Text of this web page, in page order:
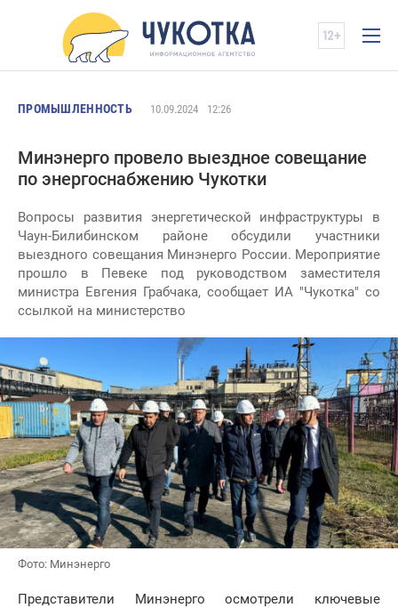
ПРОМЫШЛЕННОСТЬ 10.09.2024 12:26
Минэнерго провело выездное совещание
по энергоснабжению Чукотки
Вопросы развития энергетической инфраструктуры в
Чаун-Билибинском районе обсудили участники
выездного совещания Минэнерго России. Мероприятие
прошло в Певеке под руководством заместителя
министра Евгения Грабчака, сообщает ИА "Чукотка" со
ссылкой на министерство
Фото: Минэнерго
Представители Минэнерго осмотрели ключевые